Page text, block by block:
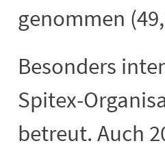
genommen
Besonders
Spitex-
betreut. Auch